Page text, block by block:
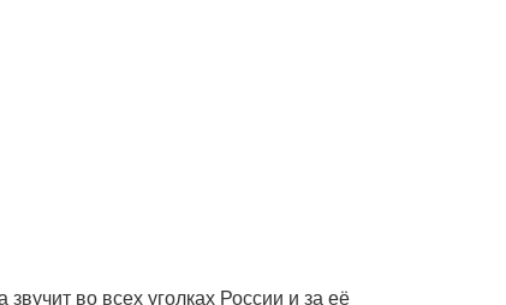
во всех уголках России и за её